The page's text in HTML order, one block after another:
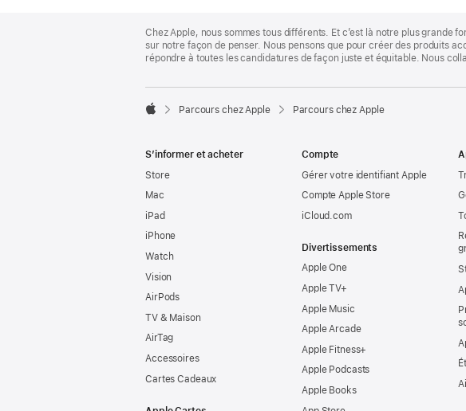
Footer
Chez Apple, nous sommes tous différents. Et c’est là notre plus grande
sur notre façon de penser. Nous pensons que pour créer des produits
répondre à toutes les candidatures de façon juste et équitable. Nous

Parcours chez Apple Parcours chez Apple
S’informer et acheter
Store
Mac
iPad
iPhone
Watch
Vision
AirPods
TV & Maison
AirTag
Accessoires
Cartes Cadeaux
Compte
Gérer votre identifiant Apple
Compte Apple Store
iCloud.com
Divertissements
Apple One
Apple TV+
Apple Music
Apple Arcade
Apple Fitness+
Apple Podcasts
Apple Books